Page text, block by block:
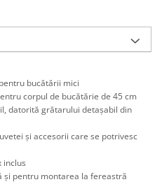
bucătării mici
corpul de bucătărie de 45 cm
datorită grătarului detașabil din
și accesorii care se potrivesc
inclus
și pentru montarea la fereastră